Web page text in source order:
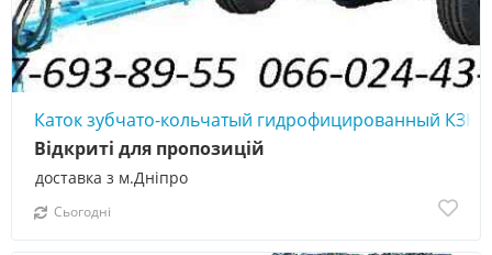
Каток зубчато-кольчатый гидрофицированный КЗК-
доставка з м.Дніпро
Відкриті для пропозицій
Сьогодні